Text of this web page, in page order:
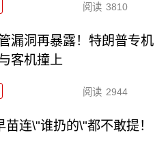
阅读 3810
漏洞再暴露！特朗普专机
客机撞上
阅读 2944
连\"谁扔的\"都不敢提！